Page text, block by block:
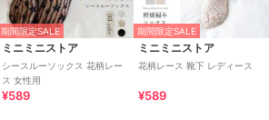
期間限定SALE
ミニミニストア
シースルーソックス 花柄レー
ス 女性用
¥589
期間限定SALE
ミニミニストア
花柄レース 靴下 レディース
¥589